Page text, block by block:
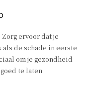
ervoor dat je
de schade in eerste
om je gezondheid
te laten